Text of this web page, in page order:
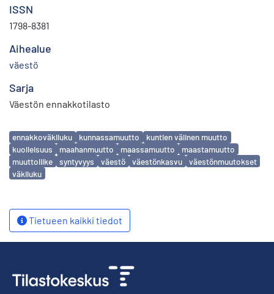
ISSN
1798-8381
Aihealue
väestö
Sarja
Väestön ennakkotilasto
Avainsanat
ennakkoväkiluku kunnassamuutto
kuntien välinen muutto
kuolleisuus
maahanmuutto maassamuutto
maastamuutto
muuttoliike
syntyvyys väestö väestönkasvu
väestönmuutokset
väkiluku
Tietueen kaikki tiedot